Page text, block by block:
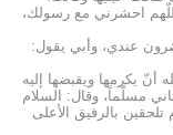
احشرني مع رسولك،
عندي، وأبي يقول:
أنّ يكرمها ويقبضها إليه
مسلّماً، وقال: السلام
تلحقين بالرفيق الأعلى